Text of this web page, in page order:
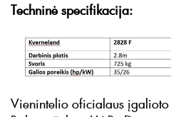
Techninė specifikacija:
Vienintelio oficialaus įgalioto